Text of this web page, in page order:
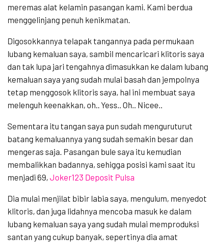
meremas alat kelamin pasangan kami. Kami berdua
menggelinjang penuh kenikmatan.
Digosokkannya telapak tangannya pada permukaan
lubang kemaluan saya, sambil mencaricari klitoris saya
dan tak lupa jari tengahnya dimasukkan ke dalam lubang
kemaluan saya yang sudah mulai basah dan jempolnya
tetap menggosok klitoris saya, hal ini membuat saya
melenguh keenakkan, oh.. Yess.. Oh.. Nicee..
Sementara itu tangan saya pun sudah menguruturut
batang kemaluannya yang sudah semakin besar dan
mengeras saja. Pasangan bule saya itu kemudian
membalikkan badannya, sehigga posisi kami saat itu
menjadi 69, Joker123 Deposit Pulsa
Dia mulai menjilat bibir labia saya, mengulum, menyedot
klitoris, dan juga lidahnya mencoba masuk ke dalam
lubang kemaluan saya yang sudah mulai memproduksi
santan yang cukup banyak, sepertinya dia amat